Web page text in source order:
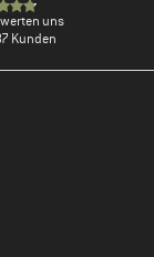
uns
Kunden